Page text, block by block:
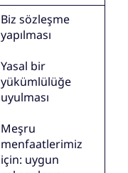
Biz sözleşme
yapılması
Yasal bir
yükümlülüğe
uyulması
Meşru
menfaatlerimiz
için: uygun